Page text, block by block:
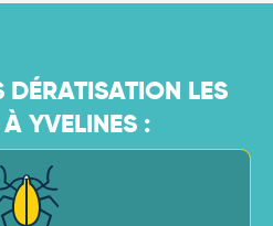
DÉRATISATION LES
YVELINES :